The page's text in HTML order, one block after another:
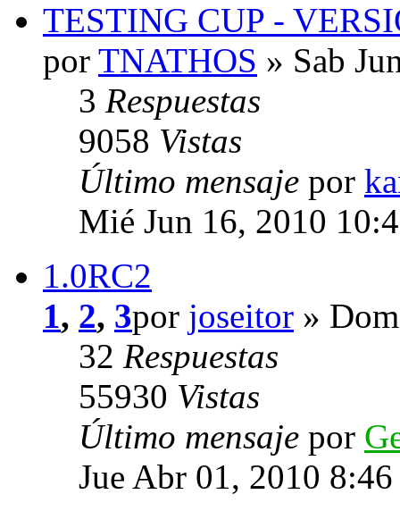
TESTING CUP -
por TNATHOS » Sab
3 Respuestas
9058 Vistas
Último mensaje por
Mié Jun 16, 2010
1.0RC2
1, 2, 3por joseitor »
32 Respuestas
55930 Vistas
Último mensaje por
Jue Abr 01, 2010